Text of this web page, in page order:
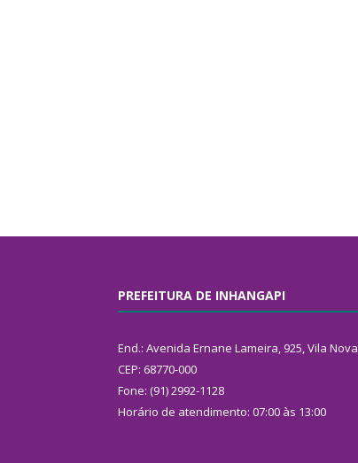
PREFEITURA DE INHANGAPI
End.: Avenida Ernane Lameira, 925, Vila Nova
CEP: 68770-000
Fone: (91) 2992-1128
Horário de atendimento: 07:00 às 13:00